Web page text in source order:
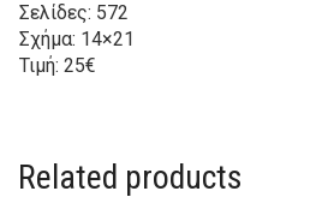
Σελίδες: 572
Σχήμα: 14×21
Τιμή: 25€
Related products